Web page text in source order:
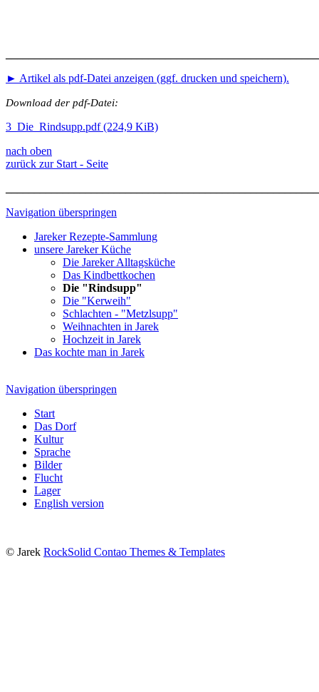
► Artikel als pdf-Datei anzeigen (ggf. drucken und speichern).
Download der pdf-Datei:
3_Die_Rindsupp.pdf(224,9 KiB)
nach oben
zurück zur Start - Seite
Navigation überspringen
Jareker Rezepte-Sammlung
unsere Jareker Küche
Die Jareker Alltagsküche
Das Kindbettkochen
Die "Rindsupp"
Die "Kerweih"
Schlachten - "Metzlsupp"
Weihnachten in Jarek
Hochzeit in Jarek
Das kochte man in Jarek
Navigation überspringen
Start
Das Dorf
Kultur
Sprache
Bilder
Flucht
Lager
English version
© Jarek RockSolid Contao Themes & Templates